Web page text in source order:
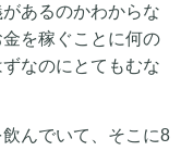
あるのかわからな
を稼ぐことに何の
なのにとてもむな
んでいて、そこに8